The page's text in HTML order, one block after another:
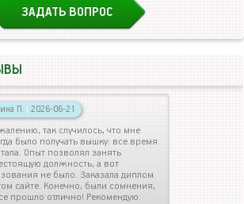
ЗАДАТЬ ВОПРОС
П. | 2026-06-21
так случилось, что мне
было получать вышку: все время
Опыт позволял занять
должность, а вот
не было. Заказала диплом
сайте. Конечно, были сомнения,
прошло отлично! Рекомендую.